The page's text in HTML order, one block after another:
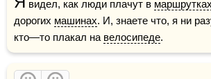
видел, как люди плачут в маршрутках
дорогих машинах. И, знаете что, я ни
кто—то плакал на велосипеде.